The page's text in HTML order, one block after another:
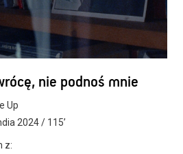
nie podnoś mnie
Up
2024 / 115’
z: